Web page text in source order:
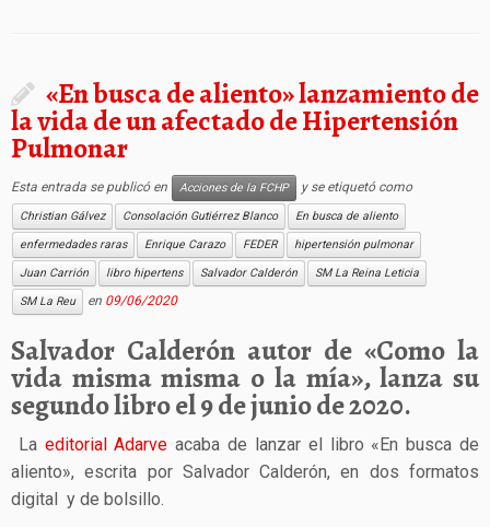
«En busca de aliento» lanzamiento de
la vida de un afectado de Hipertensión
Pulmonar
Esta entrada se publicó en Acciones de la FCHP y se etiquetó como
Christian Gálvez Consolación Gutiérrez Blanco
En busca de aliento
enfermedades raras
Enrique Carazo FEDER
hipertensión pulmonar
Juan Carrión
libro hipertens Salvador Calderón
SM La Reina Leticia
SM La Reu
en 09/06/2020
Salvador Calderón autor de «Como la
vida misma misma o la mía», lanza su
segundo libro el 9 de junio de 2020.
La editorial Adarve acaba de lanzar el libro «En busca de
aliento», escrita por Salvador Calderón, en dos formatos
digital y de bolsillo.